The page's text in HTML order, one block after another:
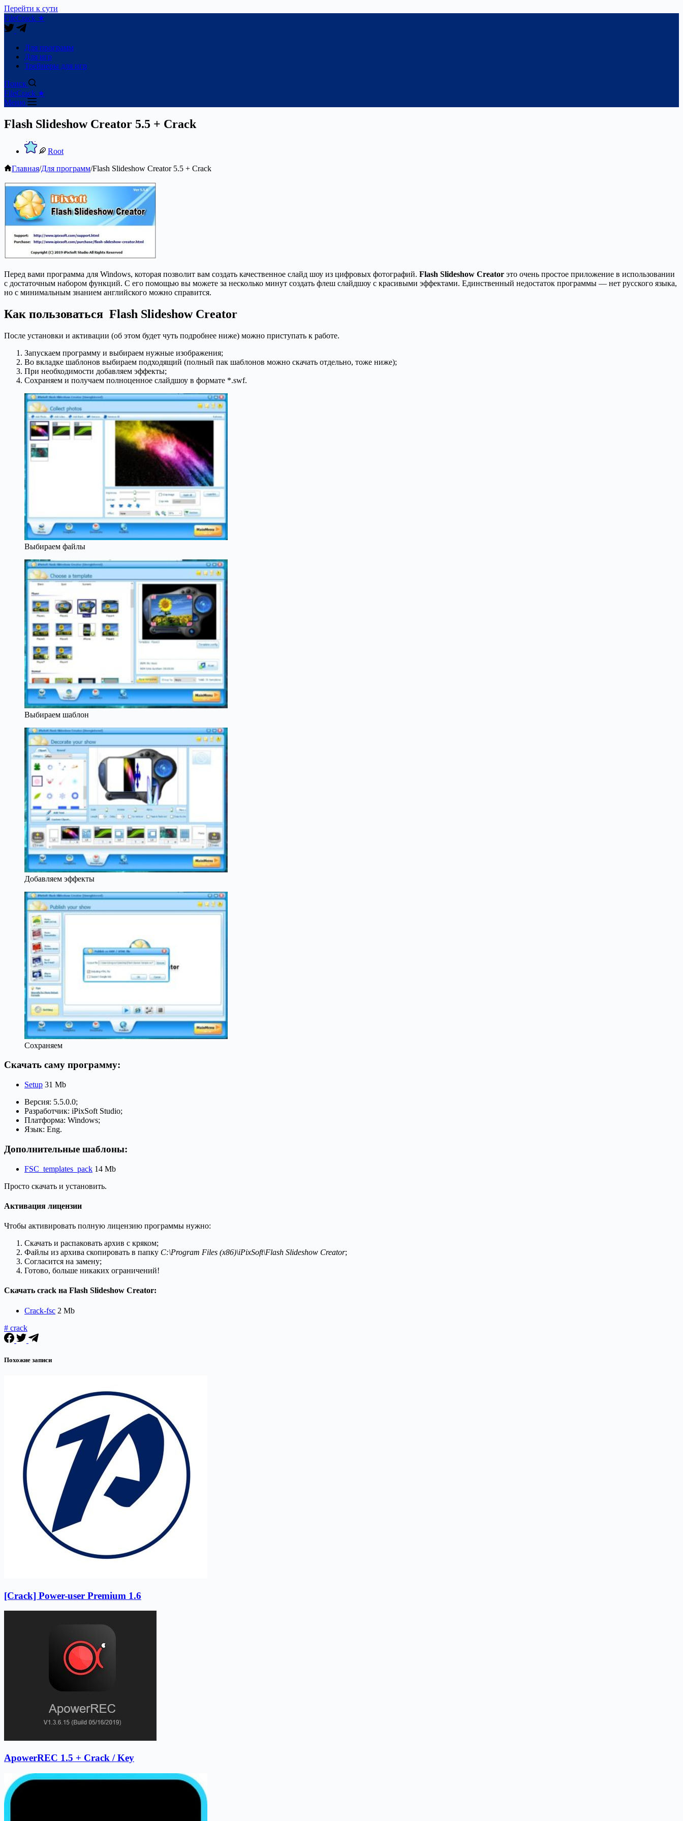
Перейти к сути
FileCrack ★
Для программ
Для игр
Трейнеры для игр
Поиск
FileCrack ★
Меню
Flash Slideshow Creator 5.5 + Crack
Root
Главная/Для программ/Flash Slideshow Creator 5.5 + Crack
Перед вами программа для Windows, которая позволит вам создать качественное слайд шоу из цифровых фотографий. Flash Slideshow Creator это очень простое приложение в использовании
с достаточным набором функций. С его помощью вы можете за несколько минут создать флеш слайдшоу с красивыми эффектами. Единственный недостаток программы — нет русского языка,
но с минимальным знанием английского можно справится.
Как пользоваться Flash Slideshow Creator
После установки и активации (об этом будет чуть подробнее ниже) можно приступать к работе.
Запускаем программу и выбираем нужные изображения;
Во вкладке шаблонов выбираем подходящий (полный пак шаблонов можно скачать отдельно, тоже ниже);
При необходимости добавляем эффекты;
Сохраняем и получаем полноценное слайдшоу в формате *.swf.
Выбираем файлы
Выбираем шаблон
Добавляем эффекты
Сохраняем
Скачать саму программу:
Setup 31 Mb
Версия: 5.5.0.0;
Разработчик: iPixSoft Studio;
Платформа: Windows;
Язык: Eng.
Дополнительные шаблоны:
FSC_templates_pack 14 Mb
Просто скачать и установить.
Активация лицензии
Чтобы активировать полную лицензию программы нужно:
Скачать и распаковать архив с кряком;
Файлы из архива скопировать в папку C:\Program Files (x86)\iPixSoft\Flash Slideshow Creator;
Согласится на замену;
Готово, больше никаких ограничений!
Скачать crack на Flash Slideshow Creator:
Crack-fsc 2 Mb
# crack
Похожие записи
[Crack] Power-user Premium 1.6
ApowerREC 1.5 + Crack / Key